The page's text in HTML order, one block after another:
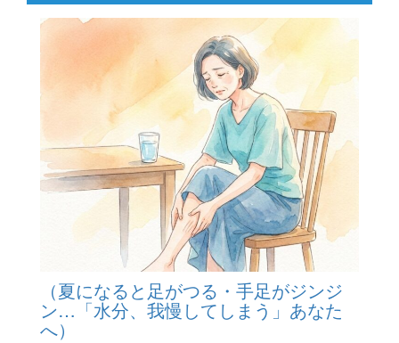
ー
り
（夏になると足がつる・手足がジンジ
ン…「水分、我慢してしまう」あなた
へ）